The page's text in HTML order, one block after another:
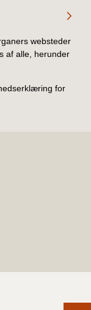
websteder
af alle, herunder
for